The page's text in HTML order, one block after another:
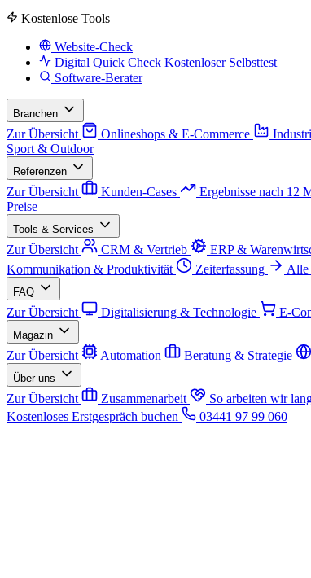
Kostenlose Tools
Website-Check
Digital Quick Check Kostenloser Selbsttest
Software-Berater
Branchen
Zur Übersicht Onlineshops & E-Commerce
Sport & Outdoor
Referenzen
Zur Übersicht Kunden-Cases Ergebnisse nach 12
Preise
Tools & Services
Zur Übersicht CRM & Vertrieb ERP &
Kommunikation & Produktivität
Zeiterfassung Alle
FAQ
Zur Übersicht Digitalisierung & Technologie E-
Magazin
Zur Übersicht Automation Beratung & Strategie
Über uns
Zur Übersicht Zusammenarbeit So arbeiten wir
Kostenloses Erstgespräch buchen
03441 97 99 060